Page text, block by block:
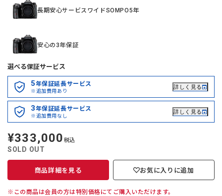
長期安心サービスワイドSOMPO5年
安心の3年保証
選べる保証サービス
5年保証延長サービス
※追加費用あり
詳しく見る
3年保証延長サービス
※追加費用なし
詳しく見る
定
価
¥333,000 税込
SOLD OUT
商品詳細を見る お気に入りに追加
※この商品は会員の方は特別価格にてご購入いただけます。